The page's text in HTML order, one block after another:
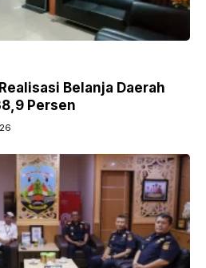
Belanja Daerah
Persen